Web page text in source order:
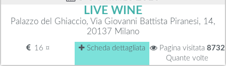
LIVE WINE
Palazzo del Ghiaccio, Via Giovanni Battista Piranesi, 14,
20137 Milano
16 ¤ Scheda dettagliata Pagina visitata 8732
Quante volte